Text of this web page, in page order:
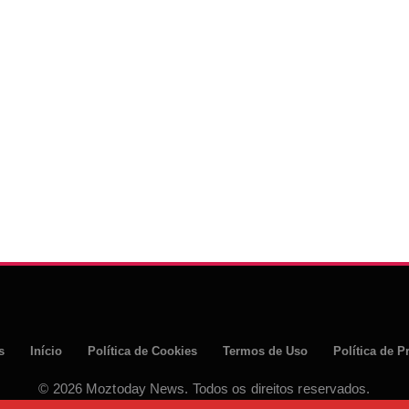
Início Política de Cookies Termos de Uso Política de
© 2026 Moztoday News. Todos os direitos reservados.